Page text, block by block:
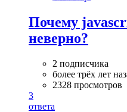
Почему
неверно?
2 подписчика
более трёх лет
2328 просмотров
3
ответа